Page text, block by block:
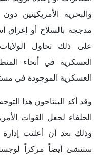
والبحرية الأمريكيتين
مدججة بالسلاح أو إغراق
على ذلك تحاول
العسكرية في أنحاء
العسكرية الموجودة في
وقد أكد البنتاجون هذا
الحلفاء لجعل القوات
وذلك بعد أن أعلنت
ستنشئ أيضاً مركزاً